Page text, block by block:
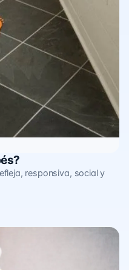
responsiva, social y